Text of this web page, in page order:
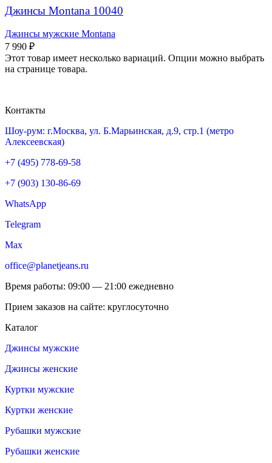
Джинсы Montana 10040
Джинсы мужские Montana
7 990 ₽
Этот товар имеет несколько вариаций. Опции можно выбрать
на странице товара.
Контакты
Шоу-рум: г.Москва, ул. Б.Марьинская, д.9, стр.1 (метро
Алексеевская)
+7 (495) 778-69-58
+7 (903) 130-86-69
WhatsApp
Telegram
Max
office@planetjeans.ru
Время работы: 09:00 — 21:00 ежедневно
Прием заказов на сайте: круглосуточно
Каталог
Джинсы мужские
Джинсы женские
Куртки мужские
Куртки женские
Рубашки мужские
Рубашки женские